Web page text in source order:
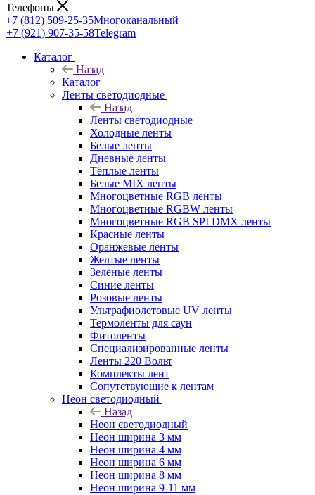
Телефоны
+7 (812) 509-25-35Многоканальный
+7 (921) 907-35-58Telegram
Каталог
Назад
Каталог
Ленты светодиодные
Назад
Ленты светодиодные
Холодные ленты
Белые ленты
Дневные ленты
Тёплые ленты
Белые MIX ленты
Многоцветные RGB ленты
Многоцветные RGBW ленты
Многоцветные RGB SPI DMX ленты
Красные ленты
Оранжевые ленты
Желтые ленты
Зелёные ленты
Синие ленты
Розовые ленты
Ультрафиолетовые UV ленты
Термоленты для саун
Фитоленты
Специализированные ленты
Ленты 220 Вольт
Комплекты лент
Сопутствующие к лентам
Неон светодиодный
Назад
Неон светодиодный
Неон ширина 3 мм
Неон ширина 4 мм
Неон ширина 6 мм
Неон ширина 8 мм
Неон ширина 9-11 мм